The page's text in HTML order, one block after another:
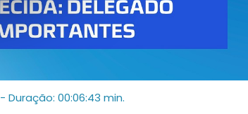
- Duração: 00:06:43 min.